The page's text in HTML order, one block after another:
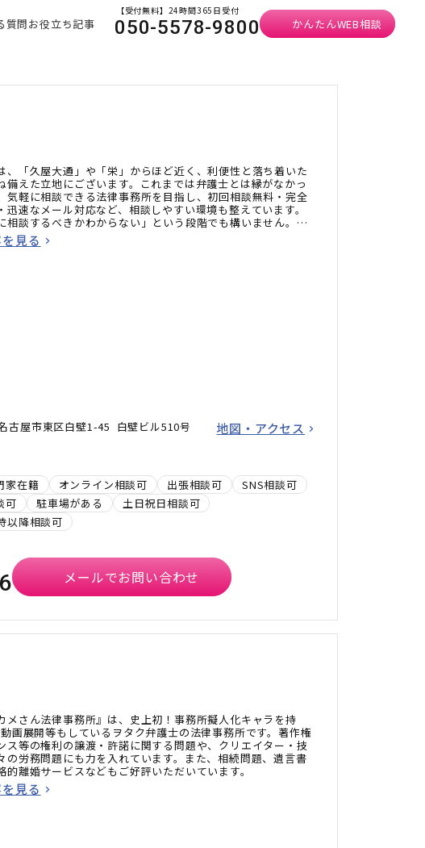
質問お役立ち記事
【受付無料】24時間365日受付
050-5578-9800 かんたんWEB相談
、「久屋大通」や「栄」からほど近く、利便性と落ち着いた
備えた立地にございます。これまでは弁護士とは縁がなかっ
気軽に相談できる法律事務所を目指し、初回相談無料・完全
迅速なメール対応など、相談しやすい環境も整えています。
相談するべきかわからない」という段階でも構いません。ぜ
ご相談ください。
見る
古屋市東区白壁1-45 白壁ビル510号 地図・アクセス
家在籍 オンライン相談可 出張相談可
SNS相談可
可
駐車場がある
土日祝日相談可
以降相談可
メールでお問い合わせ
メさん法律事務所』は、史上初！事務所擬人化キャラを持
画展開等もしているヲタク弁護士の法律事務所です。著作権
ス等の権利の譲渡・許諾に関する問題や、クリエイター・技
の労務問題にも力を入れています。また、相続問題、遺言書
的離婚サービスなどもご好評いただいています。
見る